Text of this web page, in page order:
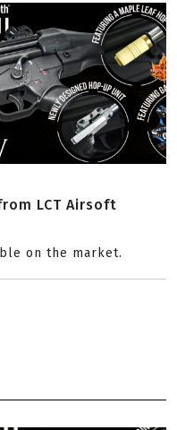
LCT Airsoft
on the market.